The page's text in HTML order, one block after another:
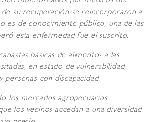
su recuperación se reincorporaron a
es de conocimiento público, una de las
esta enfermedad fue el suscrito.
básicas de alimentos a las
en estado de vulnerabilidad,
personas con discapacidad.
los mercados agropecuarios
los vecinos accedan a una diversidad